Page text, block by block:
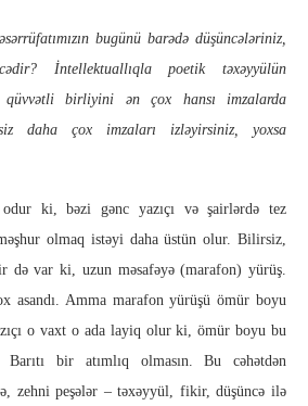
bugünü barədə düşüncələriniz,
İntellektuallıqla poetik təxəyyülün
qüvvətli birliyini ən çox hansı imzalarda
siz daha çox imzaları izləyirsiniz, yoxsa
ki, bəzi gənc yazıçı və şairlərdə tez
olmaq istəyi daha üstün olur. Bilirsiz,
də var ki, uzun məsafəyə (marafon) yürüş.
asandı. Amma marafon yürüşü ömür boyu
o vaxt o ada layiq olur ki, ömür boyu bu
bir atımlıq olmasın. Bu cəhətdən
zehni peşələr – təxəyyül, fikir, düşüncə ilə